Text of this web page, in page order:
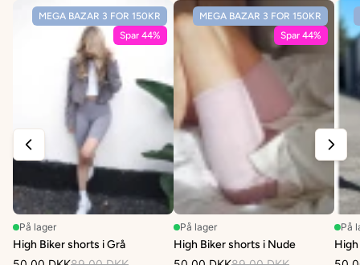
MEGA BAZAR 3 FOR 150KR
Spar 44%
På lager
High Biker shorts i Grå
MEGA BAZAR 3 FOR 150KR
Spar 44%
På lager
High Biker shorts i Nude
På